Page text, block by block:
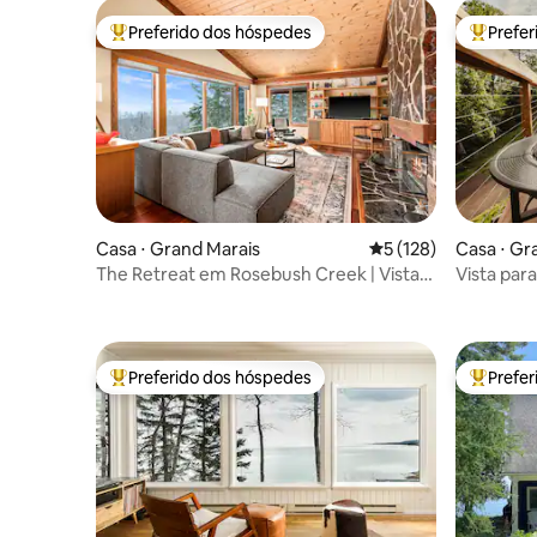
Entre os melhores preferidos dos hóspedes
Preferido dos hóspedes
Casa ⋅ Grand Marais 5 de uma avaliação
5 (128)
The Retreat em Rosebush Creek | Vista
Entre
Casa ⋅
Vista
Entre os melhores preferidos dos hóspedes
Preferido dos hóspedes Entre